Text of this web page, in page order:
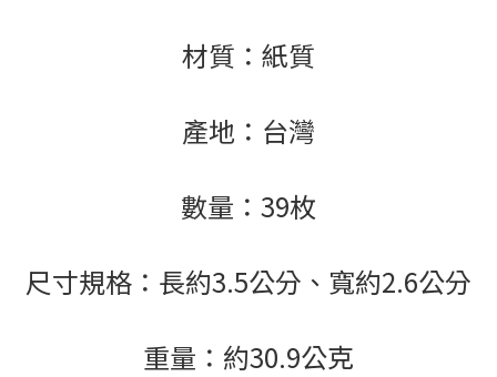
材質：紙質
產地：台灣
數量：39枚
尺寸規格：長約3.5公分、寬約2.6公分
重量：約30.9公克